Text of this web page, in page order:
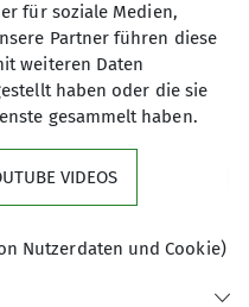
Trail und Honda
(PDF)
für soziale Medien,
Partner führen diese
weiteren Daten
haben oder die sie
gesammelt haben.
VIDEOS
Nutzerdaten und Cookie)